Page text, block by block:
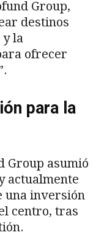
Group,
destinos
y la
ofrecer
para la
Group asumió
actualmente
una inversión
centro, tras